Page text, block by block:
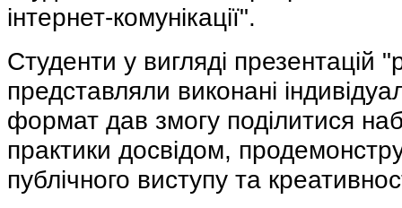
інтернет-комунікації".
Студенти у вигляді презентацій
представляли виконані
формат дав змогу поділитися
практики досвідом,
публічного виступу та